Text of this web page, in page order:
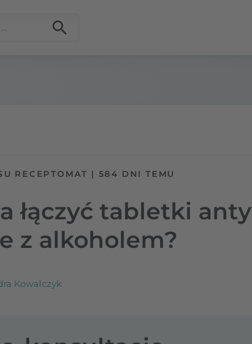
RECEPTOMAT | 584 DNI TEMU
łączyć tabletki
z alkoholem?
Kowalczyk